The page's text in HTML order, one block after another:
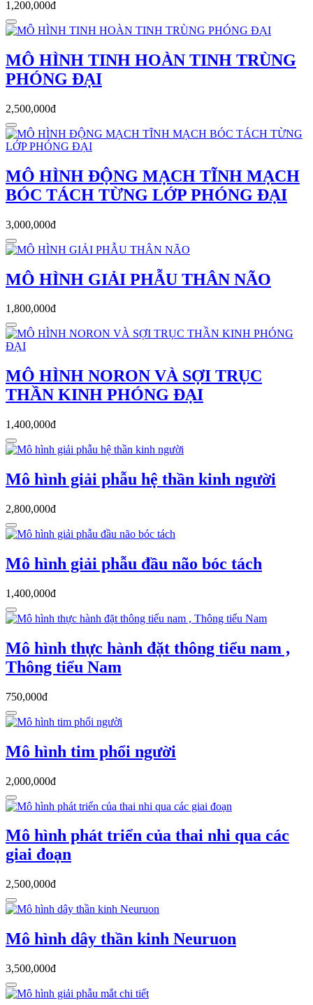
1,200,000đ
MÔ HÌNH TINH HOÀN TINH TRÙNG
PHÓNG ĐẠI
2,500,000đ
MÔ HÌNH ĐỘNG MẠCH TĨNH MẠCH
BÓC TÁCH TỪNG LỚP PHÓNG ĐẠI
3,000,000đ
MÔ HÌNH GIẢI PHẪU THÂN NÃO
1,800,000đ
MÔ HÌNH NORON VÀ SỢI TRỤC
THẦN KINH PHÓNG ĐẠI
1,400,000đ
Mô hình giải phẫu hệ thần kinh người
2,800,000đ
Mô hình giải phẫu đầu não bóc tách
1,400,000đ
Mô hình thực hành đặt thông tiểu nam ,
Thông tiểu Nam
750,000đ
Mô hình tim phổi người
2,000,000đ
Mô hình phát triển của thai nhi qua các
giai đoạn
2,500,000đ
Mô hình dây thần kinh Neuruon
3,500,000đ